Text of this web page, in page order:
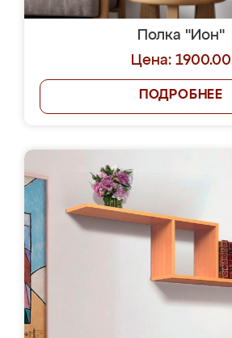
Полка "Ион"
Цена: 1900.00
ПОДРОБНЕЕ